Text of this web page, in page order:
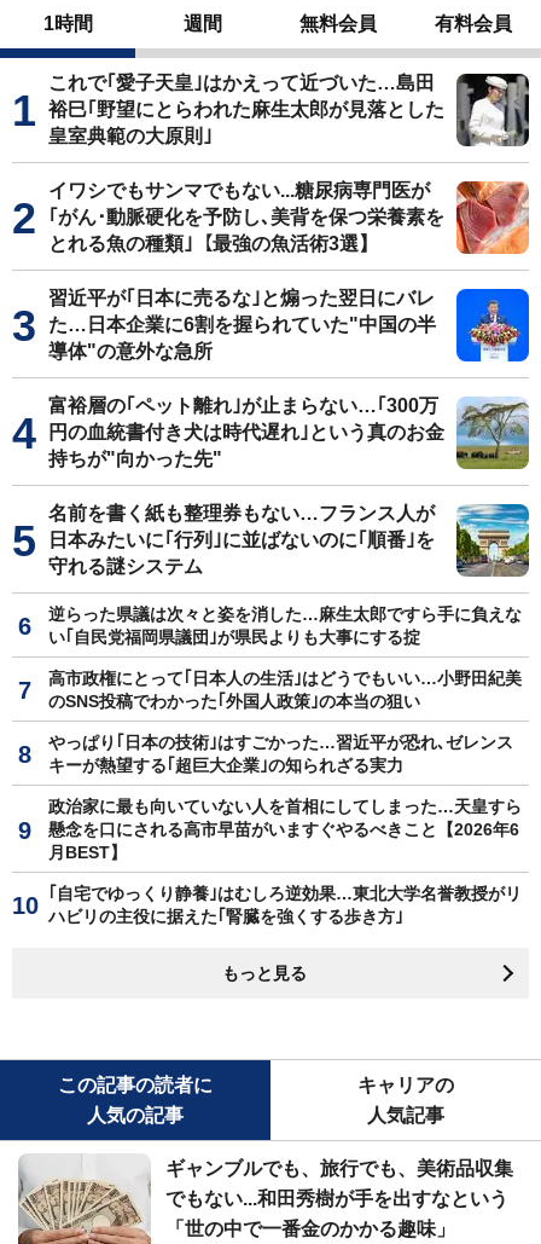
1時間 週間 無料会員 有料会員
これで｢愛子天皇｣はかえって近づいた…島田
裕巳｢野望にとらわれた麻生太郎が見落とした
皇室典範の大原則｣
イワシでもサンマでもない...糖尿病専門医が
｢がん･動脈硬化を予防し､美背を保つ栄養素を
とれる魚の種類｣【最強の魚活術3選】
習近平が｢日本に売るな｣と煽った翌日にバレ
た…日本企業に6割を握られていた"中国の半
導体"の意外な急所
富裕層の｢ペット離れ｣が止まらない…｢300万
円の血統書付き犬は時代遅れ｣という真のお金
持ちが"向かった先"
名前を書く紙も整理券もない…フランス人が
日本みたいに｢行列｣に並ばないのに｢順番｣を
守れる謎システム
逆らった県議は次々と姿を消した…麻生太郎ですら手に負えな
い｢自民党福岡県議団｣が県民よりも大事にする掟
高市政権にとって｢日本人の生活｣はどうでもいい…小野田紀美
のSNS投稿でわかった｢外国人政策｣の本当の狙い
やっぱり｢日本の技術｣はすごかった…習近平が恐れ､ゼレンス
キーが熱望する｢超巨大企業｣の知られざる実力
政治家に最も向いていない人を首相にしてしまった…天皇すら
懸念を口にされる高市早苗がいますぐやるべきこと【2026年6
月BEST】
｢自宅でゆっくり静養｣はむしろ逆効果…東北大学名誉教授がリ
ハビリの主役に据えた｢腎臓を強くする歩き方｣
もっと見る
この記事の読者に
人気の記事
キャリアの
人気記事
ギャンブルでも、旅行でも、美術品収集
でもない...和田秀樹が手を出すなという
「世の中で一番金のかかる趣味」